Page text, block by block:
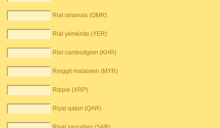
Rial omanais (OMR)
Rial yéménite (YER)
Riel cambodgien (KHR)
Ringgit malaisien (MYR)
Ripple (XRP)
Riyal qatari (QAR)